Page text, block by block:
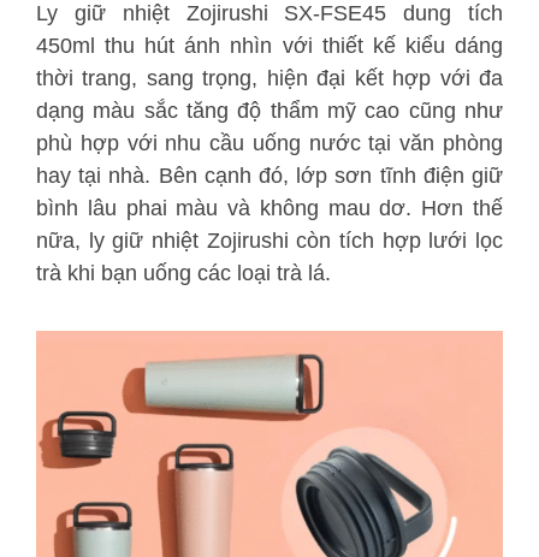
Ly giữ nhiệt Zojirushi SX-FSE45 dung tích
450ml thu hút ánh nhìn với thiết kế kiểu dáng
thời trang, sang trọng, hiện đại kết hợp với đa
dạng màu sắc tăng độ thẩm mỹ cao cũng như
phù hợp với nhu cầu uống nước tại văn phòng
hay tại nhà. Bên cạnh đó, lớp sơn tĩnh điện giữ
bình lâu phai màu và không mau dơ. Hơn thế
nữa, ly giữ nhiệt Zojirushi còn tích hợp lưới lọc
trà khi bạn uống các loại trà lá.